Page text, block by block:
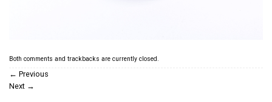
Both comments and trackbacks are currently closed.
← Previous
Next →